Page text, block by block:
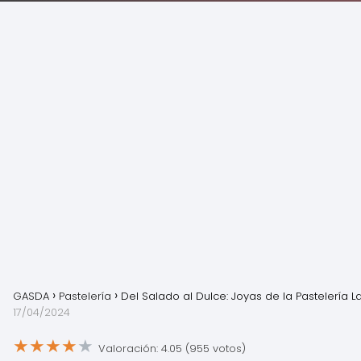
GASDA Pastelería
Del Salado al Dulce: Joyas de la Pastelería
17/04/2024
★★★★★ Valoración: 4.05 (955 votos)